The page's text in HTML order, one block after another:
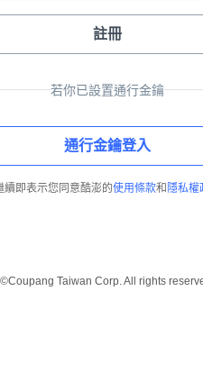
註冊
若你已設置通行金鑰
通行金鑰登入
續即表示您同意酷澎的使用條款和 隱私權
©Coupang Taiwan Corp. All rights